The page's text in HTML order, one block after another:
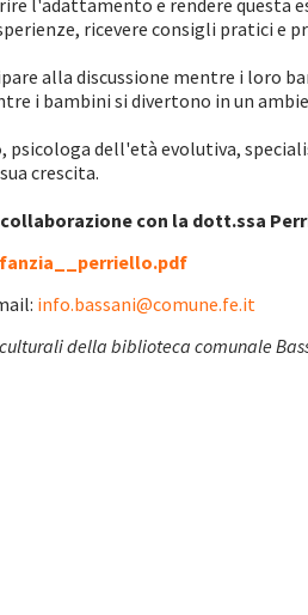
l'adattamento e rendere questa
ricevere consigli pratici e
alla discussione mentre i loro
i bambini si divertono in un
, psicologa dell'età evolutiva,
crescita.
con la dott.ssa
info.bassani@comune.fe.it
della biblioteca comunale